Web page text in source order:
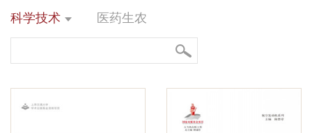
科学技术 医药生农